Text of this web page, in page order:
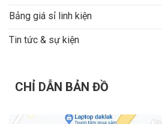
Bảng giá sỉ linh kiện
Tin tức & sự kiện
CHỈ DẪN BẢN ĐỒ